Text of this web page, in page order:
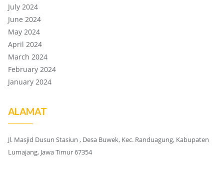
July 2024
June 2024
May 2024
April 2024
March 2024
February 2024
January 2024
ALAMAT
Jl. Masjid Dusun Stasiun , Desa Buwek, Kec. Randuagung, Kabupaten
Lumajang, Jawa Timur 67354